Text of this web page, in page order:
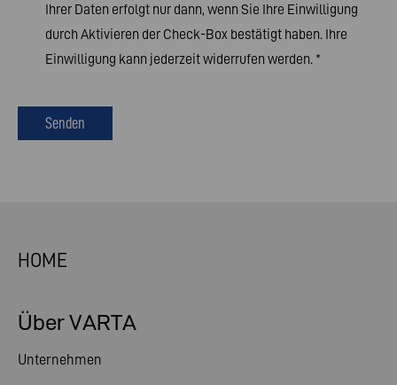
Ihrer Daten erfolgt nur dann, wenn Sie Ihre Einwilligung
durch Aktivieren der Check-Box bestätigt haben. Ihre
Einwilligung kann jederzeit widerrufen werden. *
Senden
HOME
Über VARTA
Unternehmen